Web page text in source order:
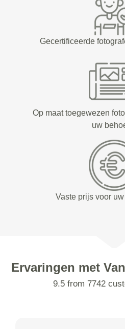
Gecertificeerde
Op maat toegewezen
uw
Vaste prijs voor
Ervaringen met
9.5 from 7742